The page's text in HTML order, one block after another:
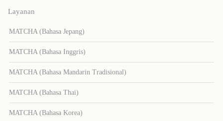
Layanan
MATCHA (Bahasa Jepang)
MATCHA (Bahasa Inggris)
MATCHA (Bahasa Mandarin Tradisional)
MATCHA (Bahasa Thai)
MATCHA (Bahasa Korea)